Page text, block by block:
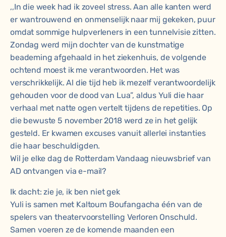
,,In die week had ik zoveel stress. Aan alle kanten werd
er wantrouwend en onmenselijk naar mij gekeken, puur
omdat sommige hulpverleners in een tunnelvisie zitten.
Zondag werd mijn dochter van de kunstmatige
beademing afgehaald in het ziekenhuis, de volgende
ochtend moest ik me verantwoorden. Het was
verschrikkelijk. Al die tijd heb ik mezelf verantwoordelijk
gehouden voor de dood van Lua”, aldus Yuli die haar
verhaal met natte ogen vertelt tijdens de repetities. Op
die bewuste 5 november 2018 werd ze in het gelijk
gesteld. Er kwamen excuses vanuit allerlei instanties
die haar beschuldigden.
Wil je elke dag de Rotterdam Vandaag nieuwsbrief van
AD ontvangen via e-mail?
Ik dacht: zie je, ik ben niet gek
Yuli is samen met Kaltoum Boufangacha één van de
spelers van theatervoorstelling Verloren Onschuld.
Samen voeren ze de komende maanden een